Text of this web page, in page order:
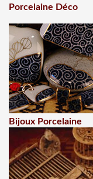
Porcelaine Déco
Bijoux Porcelaine